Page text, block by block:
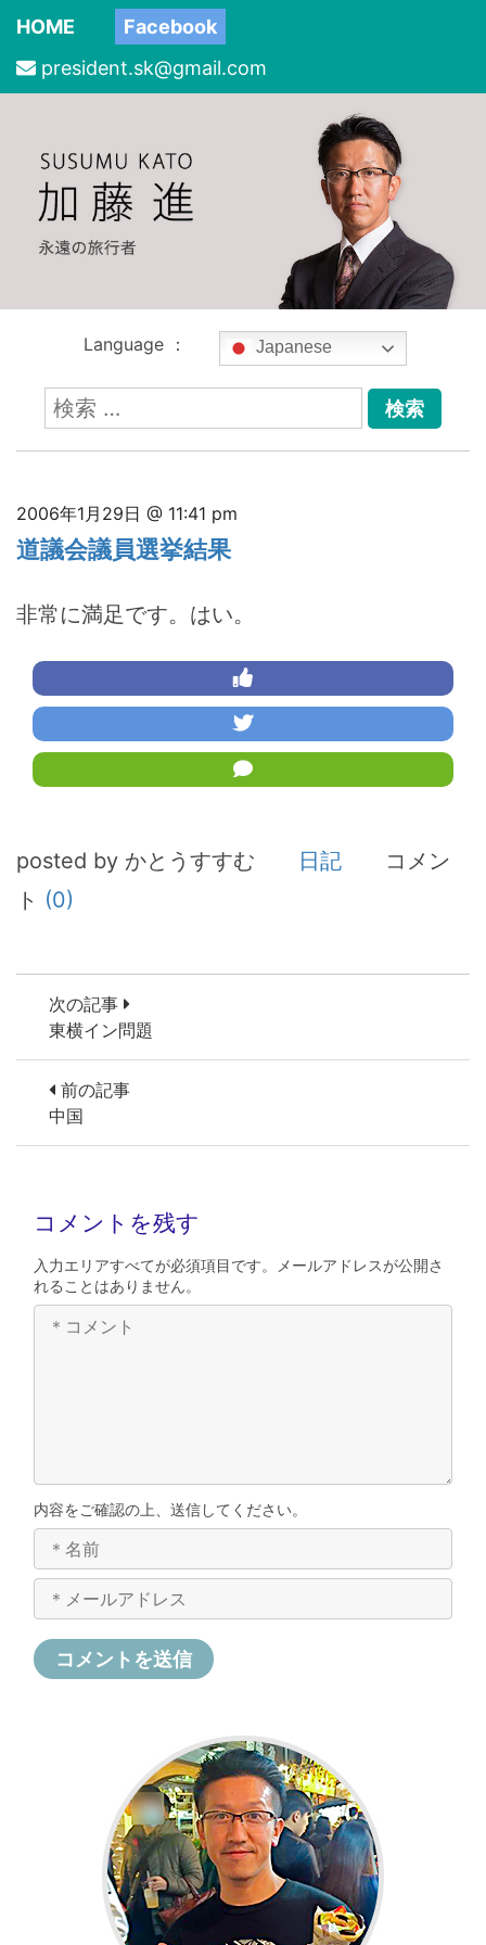
HOME
Facebook
president.sk@gmail.com
Language ： Japanese
検
索:
2006年1月29日 @ 11:41 pm
道議会議員選挙結果
非常に満足です。はい。
posted by かとうすすむ 日記
コメン
ト (0)
次の記事
東横イン問題
前の記事
中国
コメントを残す
入力エリアすべてが必須項目です。メールアドレスが公開さ
れることはありません。
内容をご確認の上、送信してください。